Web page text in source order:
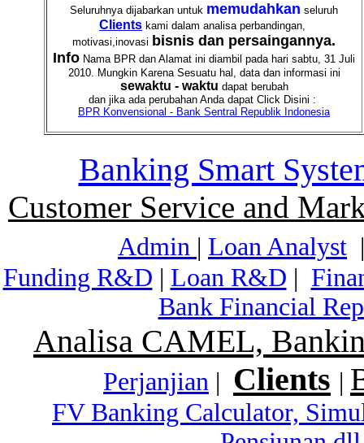
Seluruhnya dijabarkan untuk memudahkan seluruh
Clients kami dalam analisa perbandingan,
motivasi,inovasi bisnis dan persaingannya.
Info Nama BPR dan Alamat ini diambil pada hari sabtu, 31 Juli
2010. Mungkin Karena Sesuatu hal, data dan informasi ini
sewaktu - waktu dapat berubah
dan jika ada perubahan Anda dapat Click Disini :
BPR Konvensional - Bank Sentral Republik Indonesia
Banking Smart
Customer Service and
Admin | Loan Analyst
Funding R&D | Loan R&D |
Bank Financial
Analisa CAMEL,
Perjanjian | Clients |
FV Banking Calculator,